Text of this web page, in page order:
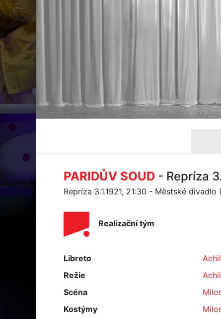
PARIDŮV SOUD - Repríza
Repríza 3.1.1921, 21:30 - Městské divadlo
Realizační tým
Libreto
Režie
Scéna
Kostýmy